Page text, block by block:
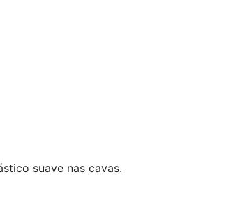
suave nas cavas.